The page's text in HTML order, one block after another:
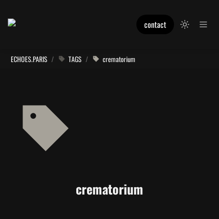
contact
ECHOES.PARIS / TAGS / crematorium
crematorium